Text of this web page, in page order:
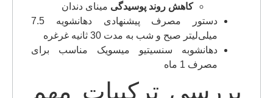
کاهش روند پوسیدگی مینای دندان
دستور مصرف پیشنهادی دهانشویه 7.5
میلی‌لیتر صبح و شب به مدت 30 ثانیه غرغره
دهانشوبه سنسیتیو میسویک مناسب برای
مصرف 1 ماه
بررسی ترکیبات مهم